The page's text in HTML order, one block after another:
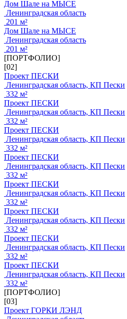
Дом Шале на МЫСЕ
Ленинградская область
201 м²
Дом Шале на МЫСЕ
Ленинградская область
201 м²
[ПОРТФОЛИО]
[02]
Проект ПЕСКИ
Ленинградская область, КП Пески
332 м²
Проект ПЕСКИ
Ленинградская область, КП Пески
332 м²
Проект ПЕСКИ
Ленинградская область, КП Пески
332 м²
Проект ПЕСКИ
Ленинградская область, КП Пески
332 м²
Проект ПЕСКИ
Ленинградская область, КП Пески
332 м²
Проект ПЕСКИ
Ленинградская область, КП Пески
332 м²
Проект ПЕСКИ
Ленинградская область, КП Пески
332 м²
Проект ПЕСКИ
Ленинградская область, КП Пески
332 м²
[ПОРТФОЛИО]
[03]
Проект ГОРКИ ЛЭНД